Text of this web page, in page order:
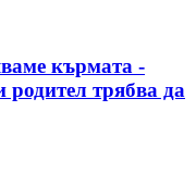
кърмата -
родител трябва да